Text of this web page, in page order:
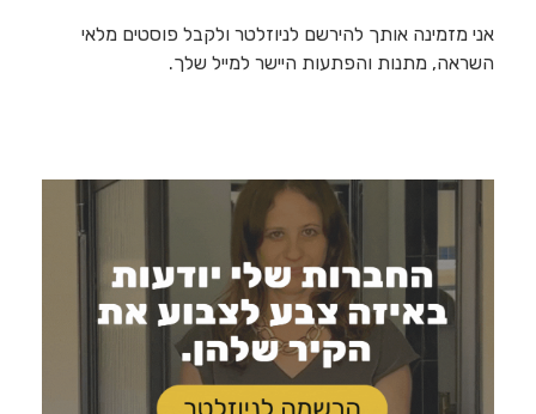
אני מזמינה אותך להירשם לניוזלטר ולקבל פוסטים מלאי
השראה, מתנות והפתעות היישר למייל שלך.